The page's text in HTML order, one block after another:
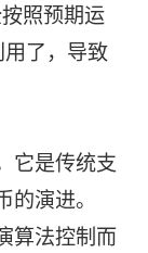
照预期运
了，导致
它是传统支
演进。
算法控制而